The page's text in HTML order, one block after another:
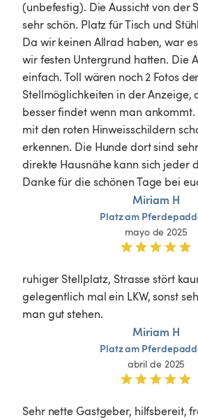
(unbefestig). Die Aussicht von der
sehr schön. Platz für Tisch und
Da wir keinen Allrad haben, war
wir festen Untergrund hatten. Die
einfach. Toll wären noch 2 Fotos
Stellmöglichkeiten in der Anzeige,
besser findet wenn man
mit den roten Hinweisschildern
erkennen. Die Hunde dort sind
direkte Hausnähe kann sich jeder
Danke für die schönen Tage bei
Miriam H
Platzam
mayo de 2025
ruhiger Stellplatz, Strasse stört
gelegentlich mal ein LKW, sonst
man gut stehen.
Miriam H
Platzam
abril de 2025
Sehr nette Gastgeber, hilfsbereit,